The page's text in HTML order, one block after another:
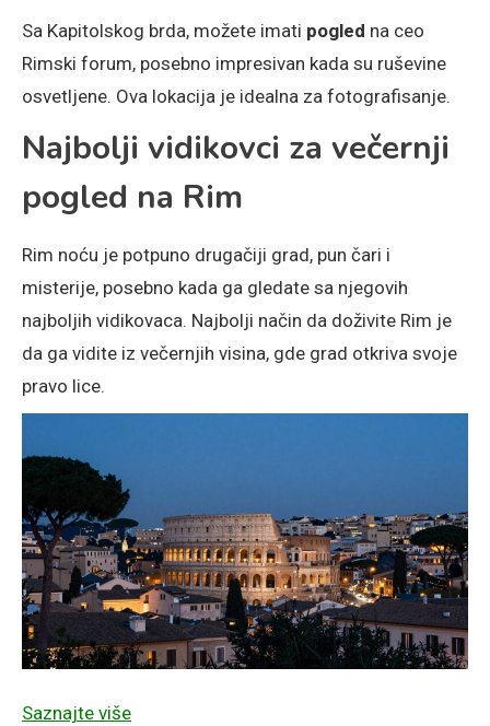
Sa Kapitolskog brda, možete imati pogled na ceo
Rimski forum, posebno impresivan kada su ruševine
osvetljene. Ova lokacija je idealna za fotografisanje.
Najbolji vidikovci za večernji
pogled na Rim
Rim noću je potpuno drugačiji grad, pun čari i
misterije, posebno kada ga gledate sa njegovih
najboljih vidikovaca. Najbolji način da doživite Rim je
da ga vidite iz večernjih visina, gde grad otkriva svoje
pravo lice.
Saznajte više